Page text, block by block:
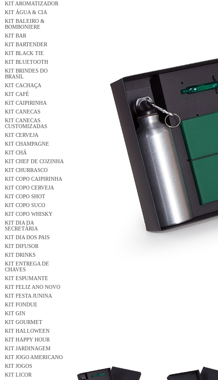
KIT AROMATIZADOR
KIT ÁGUA & CIA
KIT BALEIRO &
BOMBONIERE
KIT BAR
KIT BARTENDER
KIT BLACK TIE
KIT BLUETOOTH
KIT BRINDES DO
BRASIL
KIT CACHAÇA
KIT CAFÉ
KIT CAIPIRINHA
KIT CANECAS
KIT CANECAS
CUSTOMIZADAS
KIT CERVEJA
KIT CHAMPAGNE
KIT CHÁ
KIT CHEF DE COZINHA
KIT CHURRASCO
KIT COPO CAIPIRINHA
KIT COPO CERVEJA
KIT COPO SHOT
KIT COPO SUCO
KIT COPO WHISKY
KIT DIA DA
SECRETÁRIA
KIT DIA DOS PAIS
KIT DIFUSOR
KIT DRINKS
KIT ENTREGA DE
CHAVES
KIT ESPUMANTE
KIT FELIZ ANO NOVO
KIT FESTA JUNINA
KIT FONDUE
KIT GIN
KIT GOURMET
KIT HALLOWEEN
KIT HAPPY HOUR
KIT JARDINAGEM
KIT JOGO AMERICANO
KIT JOGOS
KIT LICOR